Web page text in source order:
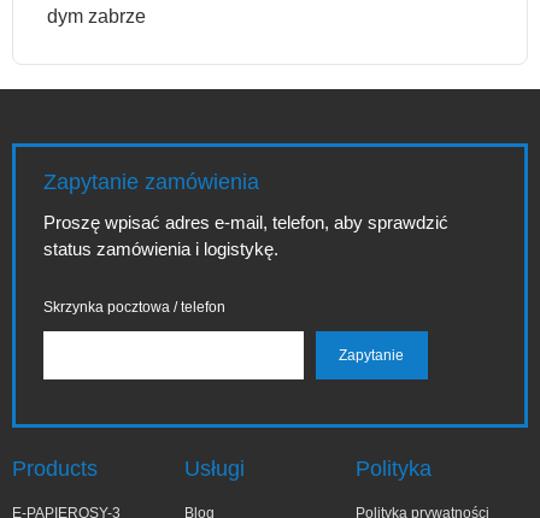
dym zabrze
Zapytanie zamówienia
Proszę wpisać adres e-mail, telefon, aby sprawdzić
status zamówienia i logistykę.
Skrzynka pocztowa / telefon
Products
E-PAPIEROSY-3
Usługi
Blog
Polityka
Polityka prywatności